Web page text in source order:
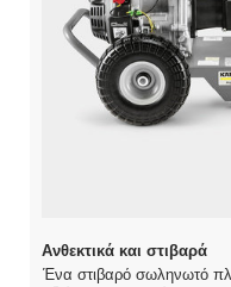
Ανθεκτικά και στιβαρά
Ένα στιβαρό σωληνωτό